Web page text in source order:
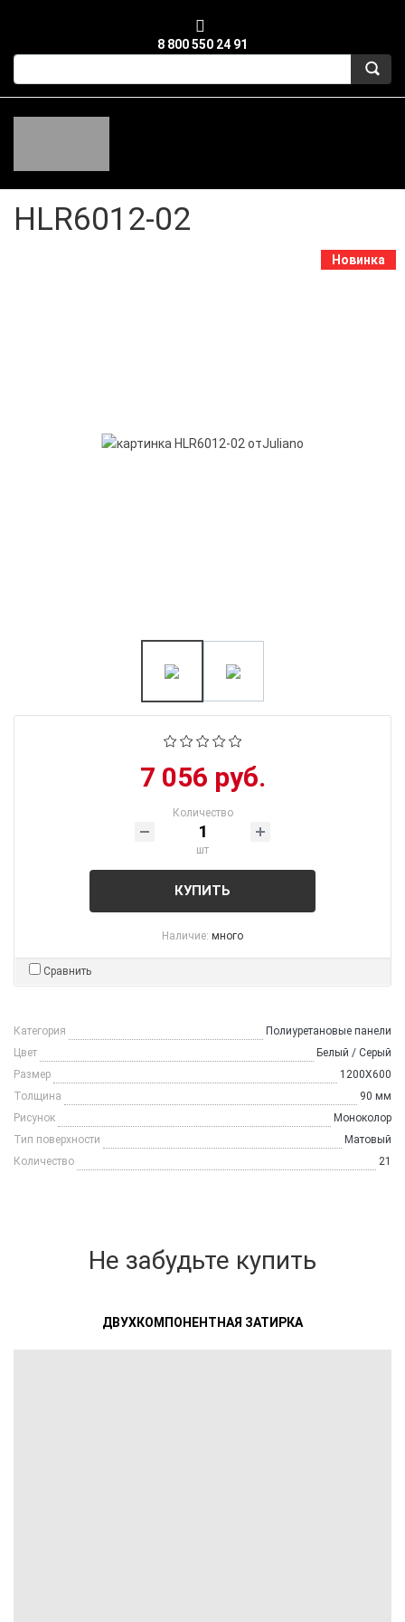
8 800 550 24 91
HLR6012-02
Новинка
7 056 руб.
Количество
шт
КУПИТЬ
Наличие: много
Сравнить
Категория
Полиуретановые панели
Цвет
Белый / Серый
Размер
1200Х600
Толщина
90 мм
Рисунок
Моноколор
Тип поверхности
Матовый
Количество
21
Не забудьте купить
ДВУХКОМПОНЕНТНАЯ ЗАТИРКА